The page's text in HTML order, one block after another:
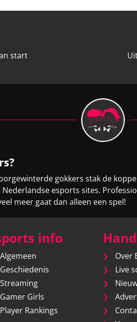
start
gokkers stak de
esports sites.
meer gaat dan alleen een spel!
info
Algemeen
Geschiedenis
Streaming
Gamer Girls
Player Rankings
Over
Live